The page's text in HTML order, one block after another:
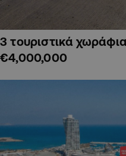
3 τουριστικά
€4,000,000